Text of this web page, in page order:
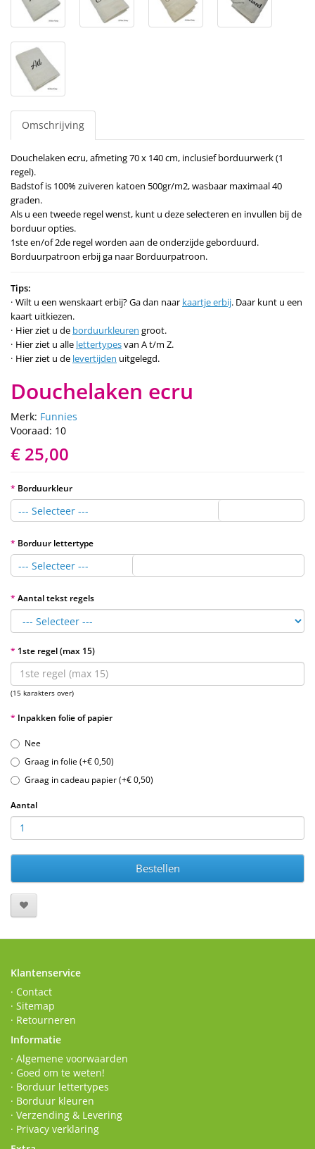
Omschrijving
Douchelaken ecru, afmeting 70 x 140 cm, inclusief borduurwerk (1
regel).
Badstof is 100% zuiveren katoen 500gr/m2, wasbaar maximaal 40
graden.
Als u een tweede regel wenst, kunt u deze selecteren en invullen bij de
borduur opties.
1ste en/of 2de regel worden aan de onderzijde geborduurd.
Borduurpatroon erbij ga naar Borduurpatroon.
Tips:
Wilt u een wenskaart erbij? Ga dan naar kaartje erbij. Daar kunt u een
kaart uitkiezen.
Hier ziet u de borduurkleuren groot.
Hier ziet u alle lettertypesvan A t/m Z.
Hier ziet u de levertijden uitgelegd.
Douchelaken ecru
Merk: Funnies
Vooraad: 10
€ 25,00
Borduurkleur
--- Selecteer ---
Borduur lettertype
--- Selecteer ---
Aantal tekst regels
1ste regel (max 15)
(15 karakters over)
Inpakken folie of papier
Nee
Graag in folie (+€ 0,50)
Graag in cadeau papier (+€ 0,50)
Aantal
Bestellen
Klantenservice
· Contact
· Sitemap
· Retourneren
Informatie
· Algemene voorwaarden
· Goed om te weten!
· Borduur lettertypes
· Borduur kleuren
· Verzending & Levering
· Privacy verklaring